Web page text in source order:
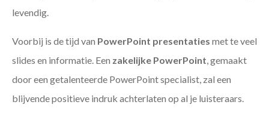
levendig.
Voorbij is de tijd van PowerPoint presentaties met te veel
slides en informatie. Een zakelijke PowerPoint, gemaakt
door een getalenteerde PowerPoint specialist, zal een
blijvende positieve indruk achterlaten op al je luisteraars.